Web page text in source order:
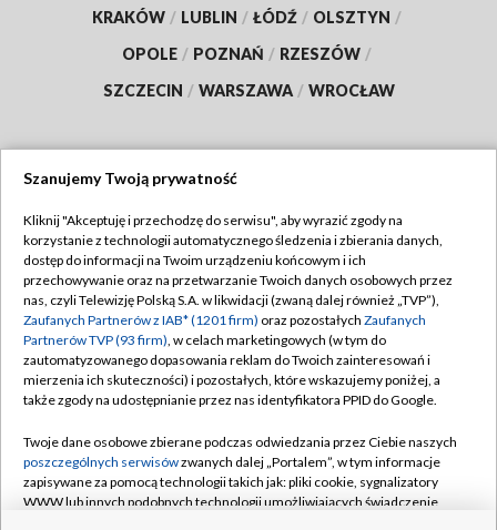
KRAKÓW / LUBLIN / ŁÓDŹ / OLSZTYN /
OPOLE / POZNAŃ / RZESZÓW /
SZCZECIN / WARSZAWA / WROCŁAW
TVP
Abonament TVP
Emisja w TVP
Centrum informacji TVP
Naziemna Telewizja Cyfrowa
Rada Programowa
System NOS
Regulamin TVP
Polityka prywatności
Moje zgody
Pomoc
Kontakt
Szanujemy Twoją prywatność
Kliknij "Akceptuję i przechodzę do serwisu", aby wyrazić zgody na
korzystanie z technologii automatycznego śledzenia i zbierania danych,
dostęp do informacji na Twoim urządzeniu końcowym i ich
przechowywanie oraz na przetwarzanie Twoich danych osobowych przez
nas, czyli Telewizję Polską S.A. w likwidacji (zwaną dalej również „TVP”),
Zaufanych Partnerów z IAB* (1201 firm) oraz pozostałych Zaufanych
Partnerów TVP (93 firm), w celach marketingowych (w tym do
zautomatyzowanego dopasowania reklam do Twoich zainteresowań i
mierzenia ich skuteczności) i pozostałych, które wskazujemy poniżej, a
także zgody na udostępnianie przez nas identyfikatora PPID do Google.
Twoje dane osobowe zbierane podczas odwiedzania przez Ciebie naszych
poszczególnych serwisówzwanych dalej „Portalem”, w tym informacje
zapisywane za pomocą technologii takich jak: pliki cookie, sygnalizatory
WWW lub innych podobnych technologii umożliwiających świadczenie